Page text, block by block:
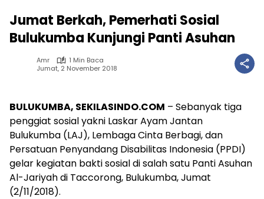
Jumat Berkah, Pemerhati Sosial
Bulukumba Kunjungi Panti Asuhan
Amr
1 Min Baca
Jumat, 2 November 2018
BULUKUMBA, SEKILASINDO.COM – Sebanyak tiga
penggiat sosial yakni Laskar Ayam Jantan
Bulukumba (LAJ), Lembaga Cinta Berbagi, dan
Persatuan Penyandang Disabilitas Indonesia (PPDI)
gelar kegiatan bakti sosial di salah satu Panti Asuhan
Al-Jariyah di Taccorong, Bulukumba, Jumat
(2/11/2018).